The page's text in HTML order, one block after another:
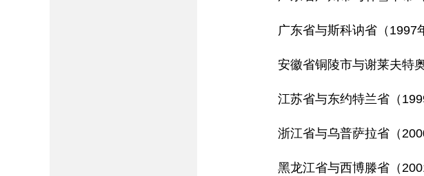
广东省与斯科讷省（1997
安徽省铜陵市与谢莱夫特
江苏省与东约特兰省（
浙江省与乌普萨拉省（
黑龙江省与西博滕省（